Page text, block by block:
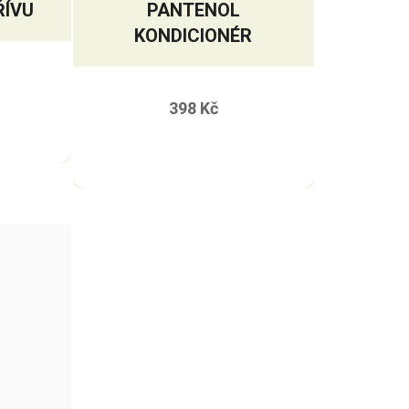
PANTENOL
KONDICIONÉR
398 Kč